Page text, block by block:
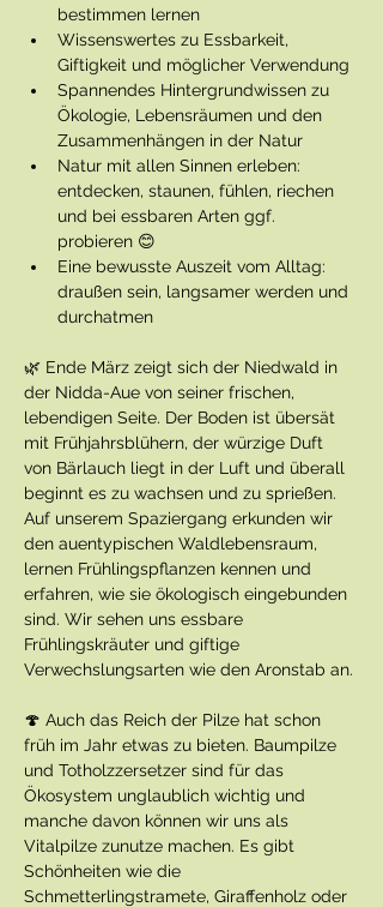
bestimmen lernen
Wissenswertes zu Essbarkeit,
Giftigkeit und möglicher Verwendung
Spannendes Hintergrundwissen zu
Ökologie, Lebensräumen und den
Zusammenhängen in der Natur
Natur mit allen Sinnen erleben:
entdecken, staunen, fühlen, riechen
und bei essbaren Arten ggf.
probieren 😊
Eine bewusste Auszeit vom Alltag:
draußen sein, langsamer werden und
durchatmen
🌿 Ende März zeigt sich der Niedwald in
der Nidda-Aue von seiner frischen,
lebendigen Seite. Der Boden ist übersät
mit Frühjahrsblühern, der würzige Duft
von Bärlauch liegt in der Luft und überall
beginnt es zu wachsen und zu sprießen.
Auf unserem Spaziergang erkunden wir
den auentypischen Waldlebensraum,
lernen Frühlingspflanzen kennen und
erfahren, wie sie ökologisch eingebunden
sind. Wir sehen uns essbare
Frühlingskräuter und giftige
Verwechslungsarten wie den Aronstab an.
🍄 Auch das Reich der Pilze hat schon
früh im Jahr etwas zu bieten. Baumpilze
und Totholzzersetzer sind für das
Ökosystem unglaublich wichtig und
manche davon können wir uns als
Vitalpilze zunutze machen. Es gibt
Schönheiten wie die
Schmetterlingstramete, Giraffenholz oder